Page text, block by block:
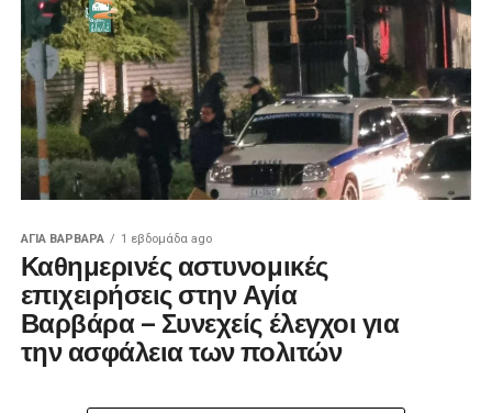
ΑΓΙΑ ΒΑΡΒΑΡΑ 1 εβδομάδα ago
Καθημερινές αστυνομικές
επιχειρήσεις στην Αγία
Βαρβάρα – Συνεχείς έλεγχοι για
την ασφάλεια των πολιτών